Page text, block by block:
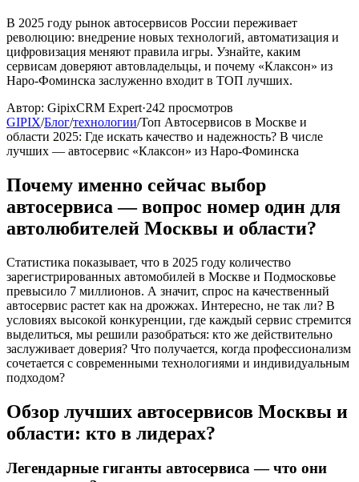
В 2025 году рынок автосервисов России переживает
революцию: внедрение новых технологий, автоматизация и
цифровизация меняют правила игры. Узнайте, каким
сервисам доверяют автовладельцы, и почему «Клаксон» из
Наро-Фоминска заслуженно входит в ТОП лучших.
Автор: GipixCRM Expert·242 просмотров
GIPIX/Блог/технологии/Топ Автосервисов в Москве и
области 2025: Где искать качество и надежность? В числе
лучших — автосервис «Клаксон» из Наро-Фоминска
Почему именно сейчас выбор
автосервиса — вопрос номер один для
автолюбителей Москвы и области?
Статистика показывает, что в 2025 году количество
зарегистрированных автомобилей в Москве и Подмосковье
превысило 7 миллионов. А значит, спрос на качественный
автосервис растет как на дрожжах. Интересно, не так ли? В
условиях высокой конкуренции, где каждый сервис стремится
выделиться, мы решили разобраться: кто же действительно
заслуживает доверия? Что получается, когда профессионализм
сочетается с современными технологиями и индивидуальным
подходом?
Обзор лучших автосервисов Москвы и
области: кто в лидерах?
Легендарные гиганты автосервиса — что они